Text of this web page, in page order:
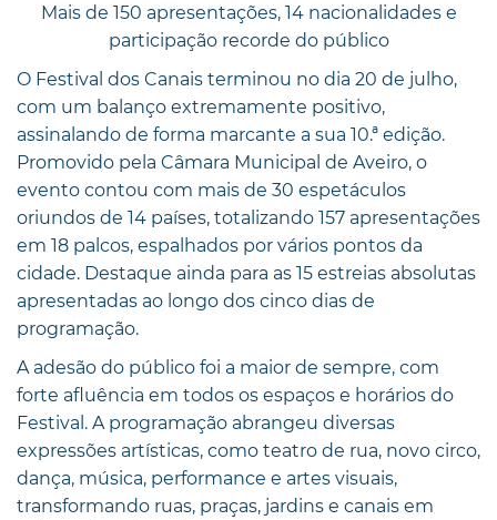
Mais de 150 apresentações, 14 nacionalidades e
participação recorde do público
O Festival dos Canais terminou no dia 20 de julho,
com um balanço extremamente positivo,
assinalando de forma marcante a sua 10.ª edição.
Promovido pela Câmara Municipal de Aveiro, o
evento contou com mais de 30 espetáculos
oriundos de 14 países, totalizando 157 apresentações
em 18 palcos, espalhados por vários pontos da
cidade. Destaque ainda para as 15 estreias absolutas
apresentadas ao longo dos cinco dias de
programação.
A adesão do público foi a maior de sempre, com
forte afluência em todos os espaços e horários do
Festival. A programação abrangeu diversas
expressões artísticas, como teatro de rua, novo circo,
dança, música, performance e artes visuais,
transformando ruas, praças, jardins e canais em